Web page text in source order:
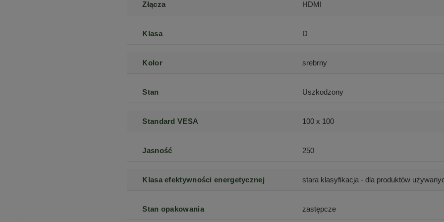
Złącza HDMI
Klasa D
Kolor srebrny
Stan Uszkodzony
Standard VESA 100 x 100
Jasność 250
Klasa efektywności energetycznej stara klasyfikacja - dla produktów
Stan opakowania zastępcze